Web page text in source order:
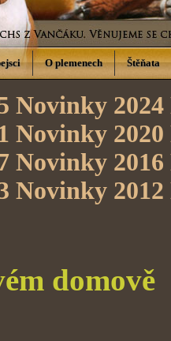
Novinky 2024
Novinky 2020
Novinky 2016
Novinky 2012
domově
O plemenech Štěňata